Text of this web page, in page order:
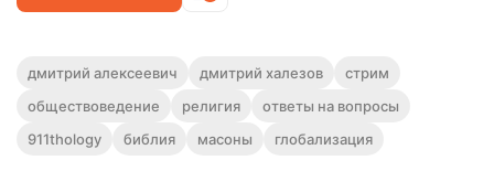
Стрим №27 на Бусти с ответами на
вопросы в режиме живого общения. 20
мая 2025г. Шел два с лишним часа.
ПЕРЕЗАЛИВ локальной записи!
Level required:
дмитрий алексеевич дмитрий халезов
стрим
обществоведение
религия
ответы на вопросы
911thology
библия масоны глобализация